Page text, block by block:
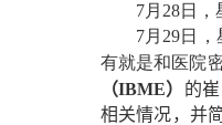
7月 28日，
7月 29日
有就是和医院
（IBME） 的
相关情况，并